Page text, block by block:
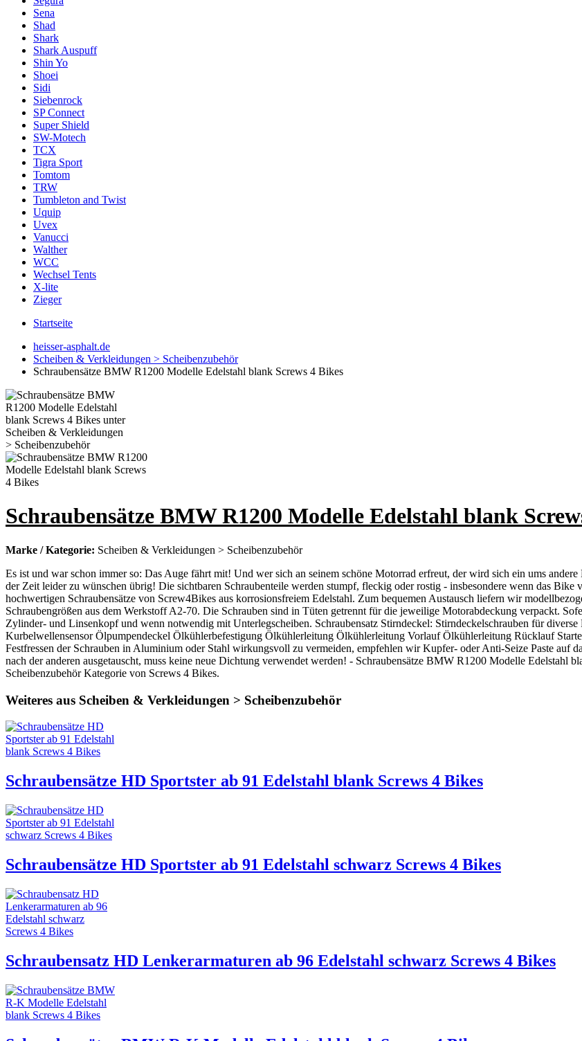
Sena
Shad
Shark
Shark Auspuff
Shin Yo
Shoei
Sidi
Siebenrock
SP Connect
Super Shield
SW-Motech
TCX
Tigra Sport
Tomtom
TRW
Tumbleton and Twist
Uquip
Uvex
Vanucci
Walther
WCC
Wechsel Tents
X-lite
Zieger
Startseite
heisser-asphalt.de
Scheiben & Verkleidungen > Scheibenzubehör
Schraubensätze BMW R1200 Modelle Edelstahl blank Screws 4 Bikes
Schraubensätze BMW R1200 Modelle Edelstahl blank
Marke / Kategorie: Scheiben & Verkleidungen > Scheibenzubehör
Es ist und war schon immer so: Das Auge fährt mit! Und wer sich an seinem schöne Motorrad erfreut, der wird sich ein ums
der Zeit leider zu wünschen übrig! Die sichtbaren Schraubenteile werden stumpf, fleckig oder rostig - insbesondere wenn das
hochwertigen Schraubensätze von Screw4Bikes aus korrosionsfreiem Edelstahl. Zum bequemen Austausch liefern wir
Schraubengrößen aus dem Werkstoff A2-70. Die Schrauben sind in Tüten getrennt für die jeweilige Motorabdeckung verpackt.
Zylinder- und Linsenkopf und wenn notwendig mit Unterlegscheiben. Schraubensatz Stirndeckel: Stirndeckelschrauben für
Kurbelwellensensor Ölpumpendeckel Ölkühlerbefestigung Ölkühlerleitung Ölkühlerleitung Vorlauf Ölkühlerleitung Rücklauf
Festfressen der Schrauben in Aluminium oder Stahl wirkungsvoll zu vermeiden, empfehlen wir Kupfer- oder Anti-Seize Paste auf
nach der anderen ausgetauscht, muss keine neue Dichtung verwendet werden! - Schraubensätze BMW R1200 Modelle Edelstahl
Scheibenzubehör Kategorie von Screws 4 Bikes.
Weiteres aus Scheiben & Verkleidungen > Scheibenzubehör
Schraubensätze HD Sportster ab 91 Edelstahl blank Screws 4 Bikes
Schraubensätze HD Sportster ab 91 Edelstahl schwarz Screws 4 Bikes
Schraubensatz HD Lenkerarmaturen ab 96 Edelstahl schwarz Screws 4 Bikes